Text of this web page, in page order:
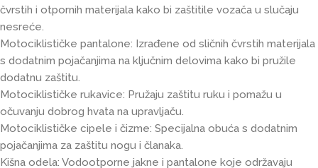
čvrstih i otpornih materijala kako bi zaštitile vozača u slučaju
nesreće.
Motociklističke pantalone: Izrađene od sličnih čvrstih materijala
s dodatnim pojačanjima na ključnim delovima kako bi pružile
dodatnu zaštitu.
Motociklističke rukavice: Pružaju zaštitu ruku i pomažu u
očuvanju dobrog hvata na upravljaču.
Motociklističke cipele i čizme: Specijalna obuća s dodatnim
pojačanjima za zaštitu nogu i članaka.
Kišna odela: Vodootporne jakne i pantalone koje održavaju